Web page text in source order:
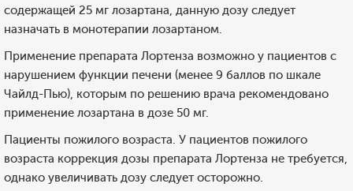
содержащей 25 мг лозартана, данную дозу следует
назначать в монотерапии лозартаном.
Применение препарата Лортенза возможно у пациентов с
нарушением функции печени (менее 9 баллов по шкале
Чайлд-Пью), которым по решению врача рекомендовано
применение лозартана в дозе 50 мг.
Пациенты пожилого возраста. У пациентов пожилого
возраста коррекция дозы препарата Лортенза не требуется,
однако увеличивать дозу следует осторожно.